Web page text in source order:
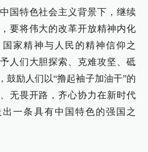
国特色社会主义背景下，继续
要将伟大的改革开放精神内化
家精神与人民的精神信仰之
人们大胆探索、克难攻坚、砥
鼓励人们以“撸起袖子加油干”的
无畏开路，齐心协力在新时代
一条具有中国特色的强国之